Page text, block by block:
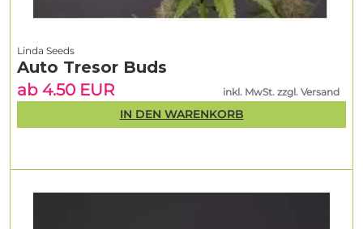
Linda Seeds
Auto Tresor Buds
ab 4.50 EUR
inkl. MwSt. zzgl. Versand
IN DEN WARENKORB